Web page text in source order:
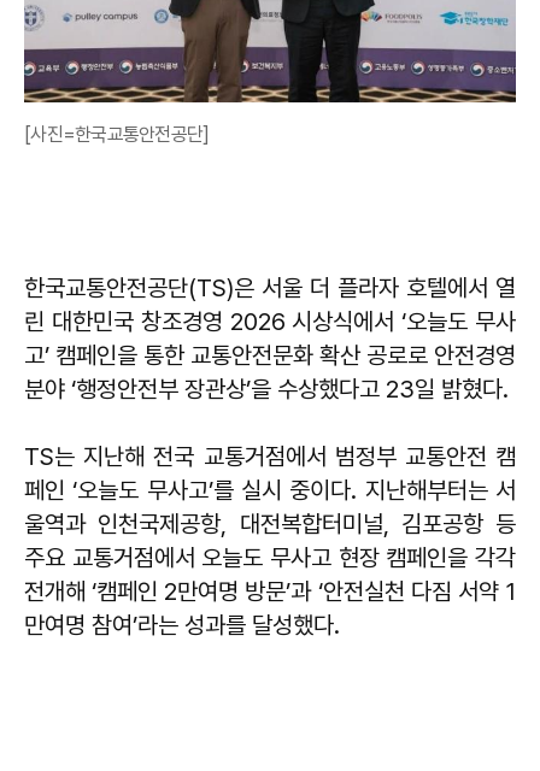
[사진=한국교통안전공단]
한국교통안전공단(TS)은 서울 더 플라자 호텔에서 열
린 대한민국 창조경영 2026 시상식에서 ‘오늘도 무사
고’ 캠페인을 통한 교통안전문화 확산 공로로 안전경영
분야 ‘행정안전부 장관상’을 수상했다고 23일 밝혔다.
TS는 지난해 전국 교통거점에서 범정부 교통안전 캠
페인 ‘오늘도 무사고’를 실시 중이다. 지난해부터는 서
울역과 인천국제공항, 대전복합터미널, 김포공항 등
주요 교통거점에서 오늘도 무사고 현장 캠페인을 각각
전개해 ‘캠페인 2만여명 방문’과 ‘안전실천 다짐 서약 1
만여명 참여’라는 성과를 달성했다.